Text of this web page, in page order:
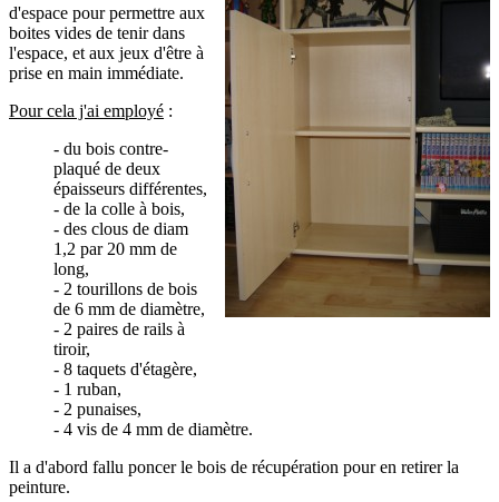
d'espace pour permettre aux
boites vides de tenir dans
l'espace, et aux jeux d'être à
prise en main immédiate.
Pour cela j'ai employé :
- du bois contre-
plaqué de deux
épaisseurs différentes,
- de la colle à bois,
- des clous de diam
1,2 par 20 mm de
long,
- 2 tourillons de bois
de 6 mm de diamètre,
- 2 paires de rails à
tiroir,
- 8 taquets d'étagère,
- 1 ruban,
- 2 punaises,
- 4 vis de 4 mm de diamètre.
Il a d'abord fallu poncer le bois de récupération pour en retirer la
peinture.